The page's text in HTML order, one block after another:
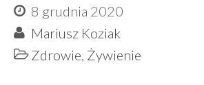
8 grudnia 2020
Mariusz Koziak
Zdrowie, Żywienie